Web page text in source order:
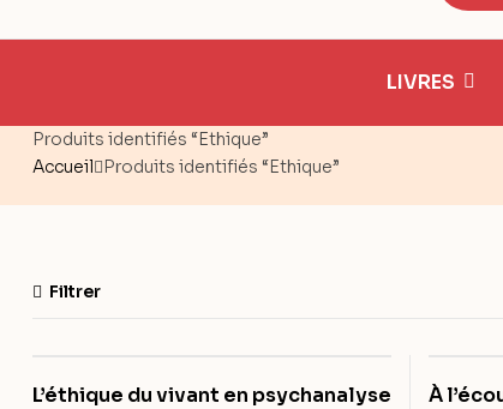
LIVRES
Produits identifiés “Ethique”
Accueil
Produits identifiés “Ethique”
Filtrer
L’éthique du vivant en psychanalyse
À